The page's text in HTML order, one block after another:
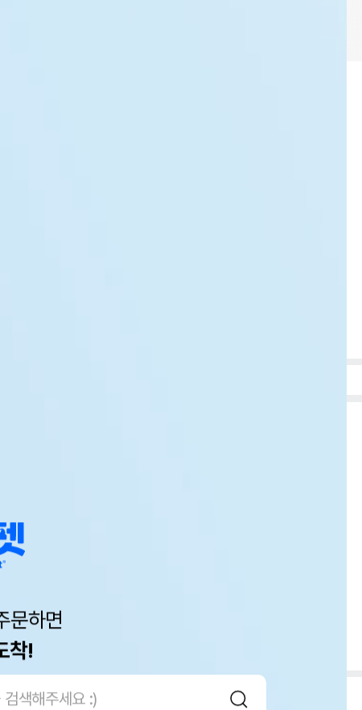
문하면
착!